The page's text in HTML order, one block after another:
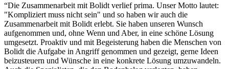
“Die Zusammenarbeit mit Bolidt verlief prima. Unser Motto lautet:
"Kompliziert muss nicht sein" und so haben wir auch die
Zusammenarbeit mit Bolidt erlebt. Sie haben unseren Wunsch
aufgenommen und, ohne Wenn und Aber, in eine schöne Lösung
umgesetzt. Proaktiv und mit Begeisterung haben die Menschen von
Bolidt die Aufgabe in Angriff genommen und gezeigt, gerne Ideen
beizusteuern und Wünsche in eine konkrete Lösung umzuwandeln.